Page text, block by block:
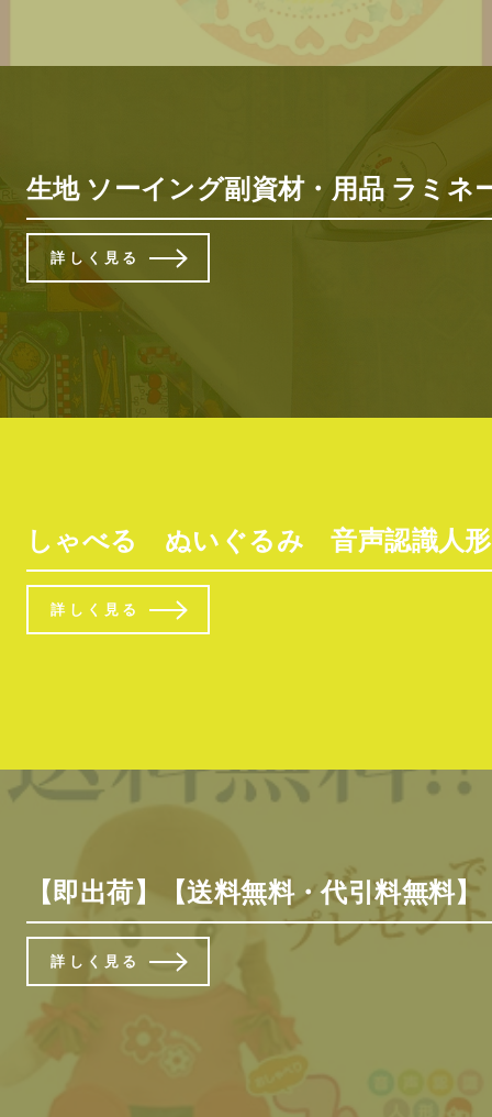
生地 ソーイング副資材・用品 ラミ
詳しく見る
しゃべる ぬいぐるみ 音声認識人形
詳しく見る
【即出荷】【送料無料・代引料無
詳しく見る